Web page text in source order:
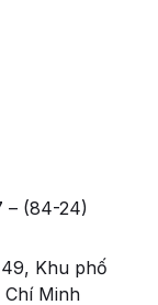
– (84-24)
Khu phố
Minh